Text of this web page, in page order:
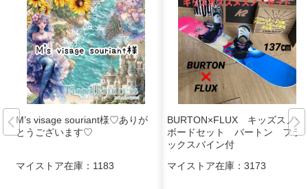
M’s visage souriant様♡ありが
とうございます♡
マイストア在庫： 1183
BURTON×FLUX キッズスノー
ボードセット バートン フラ
ックスバイン付
マイストア在庫： 3173